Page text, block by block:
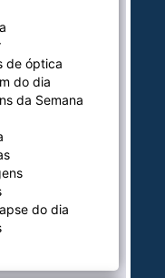
de óptica
do dia
da Semana
do dia